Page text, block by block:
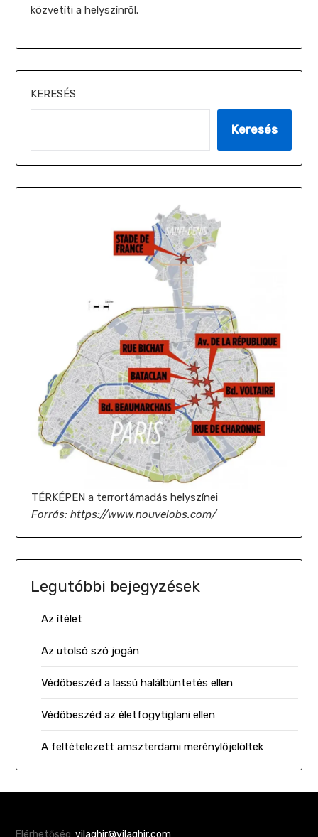
közvetíti a helyszínről.
KERESÉS
Keresés
TÉRKÉPEN a terrortámadás helyszínei
Forrás: https://www.nouvelobs.com/
Legutóbbi bejegyzések
Az ítélet
Az utolsó szó jogán
Védőbeszéd a lassú halálbüntetés ellen
Védőbeszéd az életfogytiglani ellen
A feltételezett amszterdami merénylőjelöltek
Elérhetőség:vilaghir@vilaghir.com